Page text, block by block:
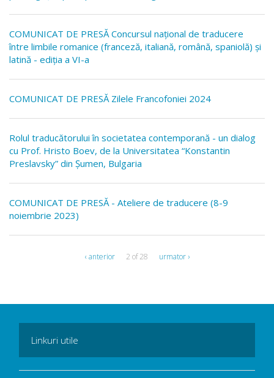
COMUNICAT DE PRESĂ Concursul naţional de traducere
între limbile romanice (franceză, italiană, română, spaniolă) şi
latină - ediţia a VI-a
COMUNICAT DE PRESĂ Zilele Francofoniei 2024
Rolul traducătorului în societatea contemporană - un dialog
cu Prof. Hristo Boev, de la Universitatea “Konstantin
Preslavsky” din Șumen, Bulgaria
COMUNICAT DE PRESĂ - Ateliere de traducere (8-9
noiembrie 2023)
‹ anterior 2 of 28 urmator ›
Linkuri utile